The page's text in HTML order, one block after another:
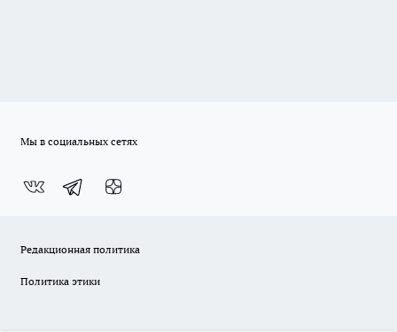
Мы в социальных сетях
Редакционная политика
Политика этики